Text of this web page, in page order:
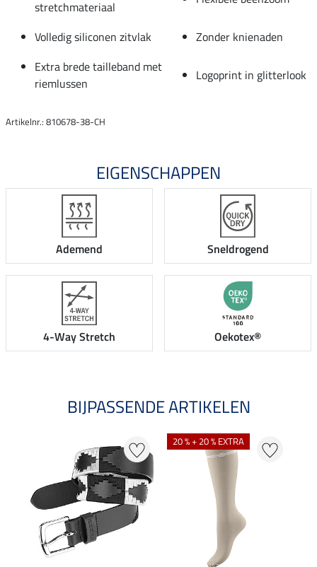
stretchmateriaal
Volledig siliconen zitvlak
Zonder knienaden
Extra brede tailleband met
riemlussen
Logoprint in glitterlook
Artikelnr.: 810678-38-CH
EIGENSCHAPPEN
Ademend Sneldrogend
4-Way Stretch Oekotex®
BIJPASSENDE ARTIKELEN
20 % + 20 % EXTRA